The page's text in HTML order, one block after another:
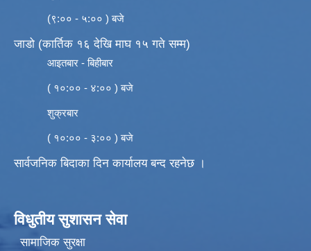
(९:०० - ५:०० ) बजे
जाडो (कार्तिक १६ देखि माघ १५ गते सम्म)
आइतबार - बिहीबार
( १०:०० - ४:०० ) बजे
शुक्रबार
( १०:०० - ३:०० ) बजे
सार्वजनिक बिदाका दिन कार्यालय बन्द रहनेछ ।
विधुतीय सुशासन सेवा
सामाजिक सुरक्षा